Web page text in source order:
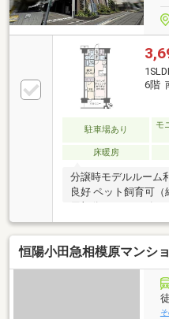
6階
駐車場あり
モ
床暖房
分譲時モデルルーム
良好 ペット飼育可（
用部分＞・ハンズフ
トランス) ・直床二
能 ・耐震枠ドア・
リティピット ・シェ
平置きの駐車場 ・備
ス温水式)床暖房 (
ルバスユニット ・
体型シャワー水栓
恒陽小田急相模原マンシ